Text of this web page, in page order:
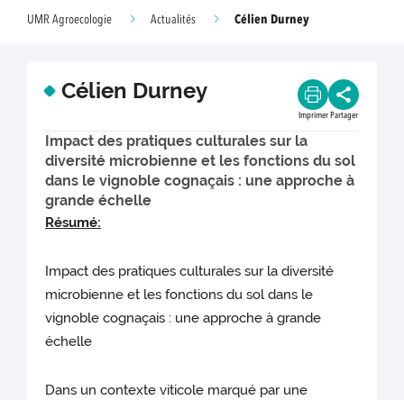
UMR Agroecologie Actualités Célien Durney
Célien Durney
Imprimer Partager
Impact des pratiques culturales sur la
diversité microbienne et les fonctions du sol
dans le vignoble cognaçais : une approche à
grande échelle
Résumé:
Impact des pratiques culturales sur la diversité
microbienne et les fonctions du sol dans le
vignoble cognaçais : une approche à grande
échelle
Dans un contexte viticole marqué par une